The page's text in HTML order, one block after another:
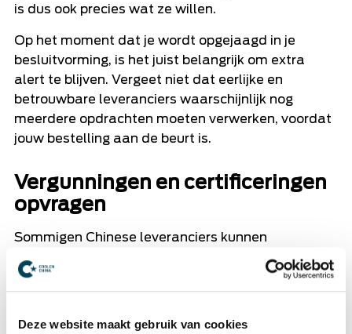
Deze website maakt gebruik van cookies
is dus ook precies wat ze willen.
Op het moment dat je wordt opgejaagd in je
besluitvorming, is het juist belangrijk om extra
alert te blijven. Vergeet niet dat eerlijke en
betrouwbare leveranciers waarschijnlijk nog
meerdere opdrachten moeten verwerken, voordat
jouw bestelling aan de beurt is.
Vergunningen en certificeringen
opvragen
Sommigen Chinese leveranciers kunnen
terughoudend zijn als er bepaalde vergunningen
worden opgevraagd. Wanneer leveranciers hiervan
afwijken, dan klopt er doorgaans iets niet. Elke